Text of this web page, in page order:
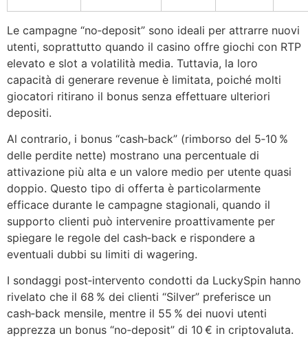
Le campagne “no‑deposit” sono ideali per attrarre nuovi
utenti, soprattutto quando il casino offre giochi con RTP
elevato e slot a volatilità media. Tuttavia, la loro
capacità di generare revenue è limitata, poiché molti
giocatori ritirano il bonus senza effettuare ulteriori
depositi.
Al contrario, i bonus “cash‑back” (rimborso del 5‑10 %
delle perdite nette) mostrano una percentuale di
attivazione più alta e un valore medio per utente quasi
doppio. Questo tipo di offerta è particolarmente
efficace durante le campagne stagionali, quando il
supporto clienti può intervenire proattivamente per
spiegare le regole del cash‑back e rispondere a
eventuali dubbi su limiti di wagering.
I sondaggi post‑intervento condotti da LuckySpin hanno
rivelato che il 68 % dei clienti “Silver” preferisce un
cash‑back mensile, mentre il 55 % dei nuovi utenti
apprezza un bonus “no‑deposit” di 10 € in criptovaluta.